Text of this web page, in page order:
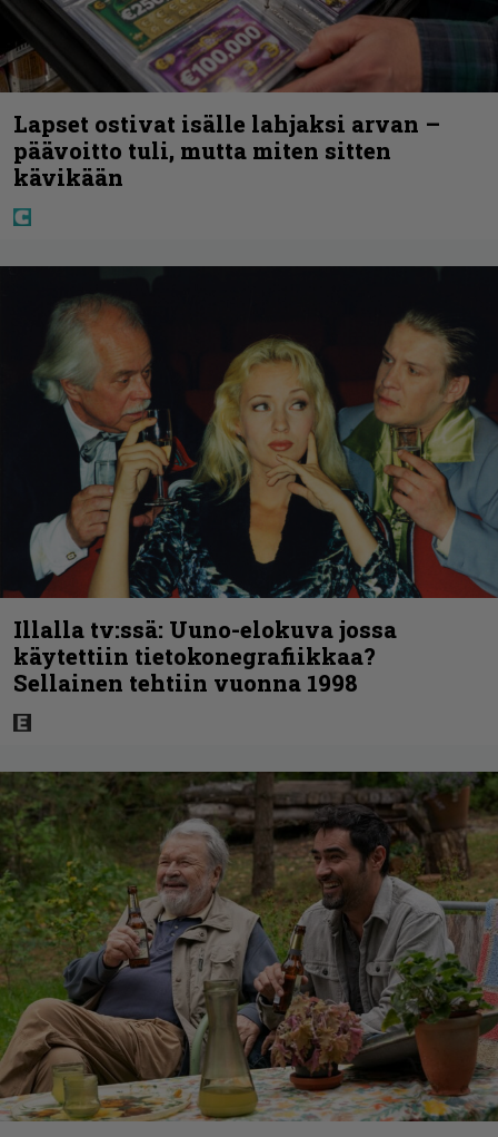
Lapset ostivat isälle lahjaksi arvan –
päävoitto tuli, mutta miten sitten
kävikään
Illalla tv:ssä: Uuno-elokuva jossa
käytettiin tietokonegrafiikkaa?
Sellainen tehtiin vuonna 1998